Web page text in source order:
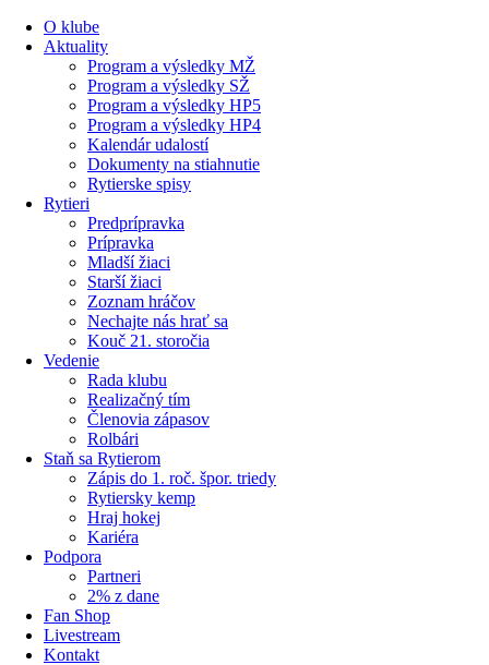
O klube
Aktuality
Program a výsledky MŽ
Program a výsledky SŽ
Program a výsledky HP5
Program a výsledky HP4
Kalendár udalostí
Dokumenty na stiahnutie
Rytierske spisy
Rytieri
Predprípravka
Prípravka
Mladší žiaci
Starší žiaci
Zoznam hráčov
Nechajte nás hrať sa
Kouč 21. storočia
Vedenie
Rada klubu
Realizačný tím
Členovia zápasov
Rolbári
Staň sa Rytierom
Zápis do 1. roč. špor. triedy
Rytiersky kemp
Hraj hokej
Kariéra
Podpora
Partneri
2% z dane
Fan Shop
Livestream
Kontakt